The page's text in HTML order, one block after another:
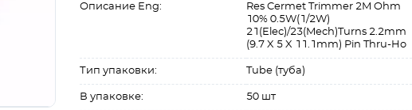
Описание Eng:
Res Cermet Trimmer 2M Ohm
10% 0.5W(1/2W)
21(Elec)/23(Mech)Turns 2.2mm
(9.7 X 5 X 11.1mm) Pin Thru-Ho
Тип упаковки: Tube (туба)
В упаковке: 50 шт